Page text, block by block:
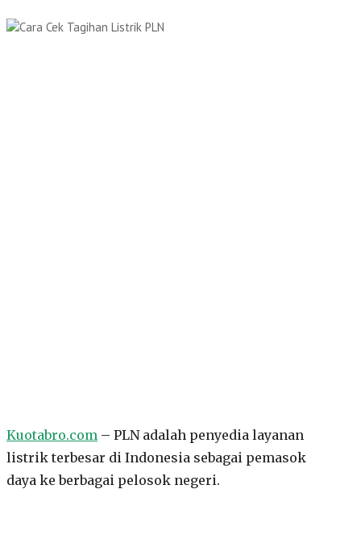
Kuotabro.com – PLN adalah penyedia layanan
listrik terbesar di Indonesia sebagai pemasok
daya ke berbagai pelosok negeri.